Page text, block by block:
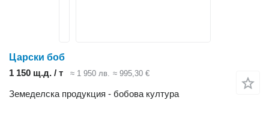
Царски боб
1 150 щ.д. / т
≈ 1 950 лв. ≈ 995,30 €
Земеделска продукция - бобова култура